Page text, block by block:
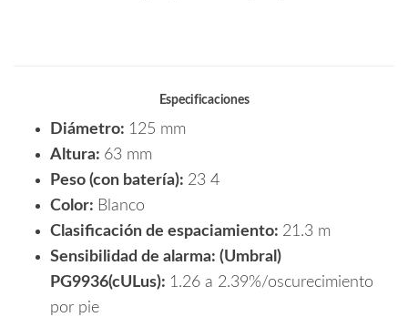
Especificaciones
Diámetro: 125 mm
Altura: 63 mm
Peso (con batería): 23 4
Color: Blanco
Clasificación de espaciamiento: 21.3 m
Sensibilidad de alarma: (Umbral)
PG9936(cULus): 1.26 a 2.39%/oscurecimiento
por pie